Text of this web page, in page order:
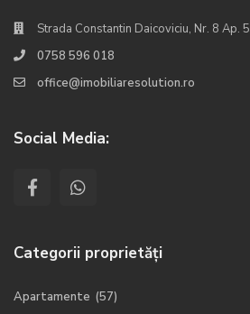
Strada Constantin Daicoviciu, Nr. 8 Ap. 5
0758 596 018
office@imobiliaresolution.ro
Social Media:
Categorii proprietăți
Apartamente (57)